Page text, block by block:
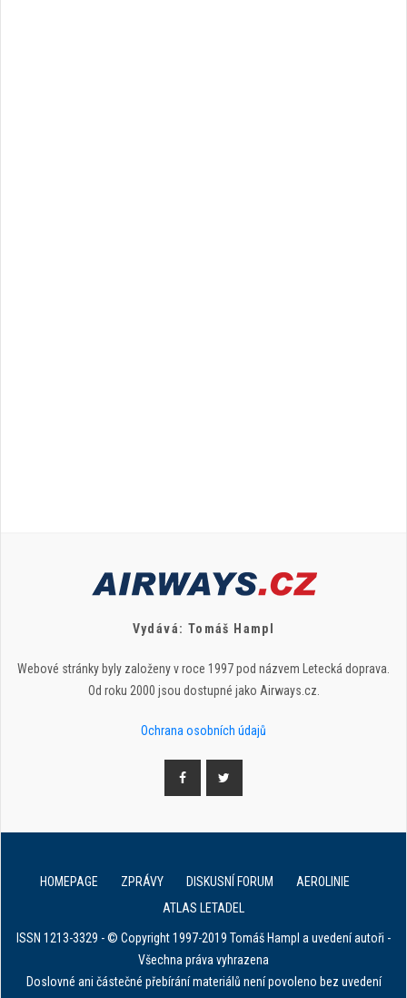
Vydává: Tomáš Hampl
Webové stránky byly založeny v roce 1997 pod názvem Letecká doprava.
Od roku 2000 jsou dostupné jako Airways.cz.
Ochrana osobních údajů
HOMEPAGE ZPRÁVY DISKUSNÍ FORUM
AEROLINIE
ATLAS LETADEL
ISSN 1213-3329 - © Copyright 1997-2019 Tomáš Hampl a uvedení autoři -
Všechna práva vyhrazena
Doslovné ani částečné přebírání materiálů není povoleno bez uvedení